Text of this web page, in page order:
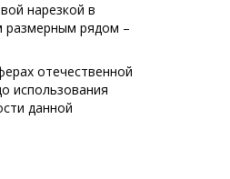
нарезкой в
размерным рядом –
отечественной
использования
данной